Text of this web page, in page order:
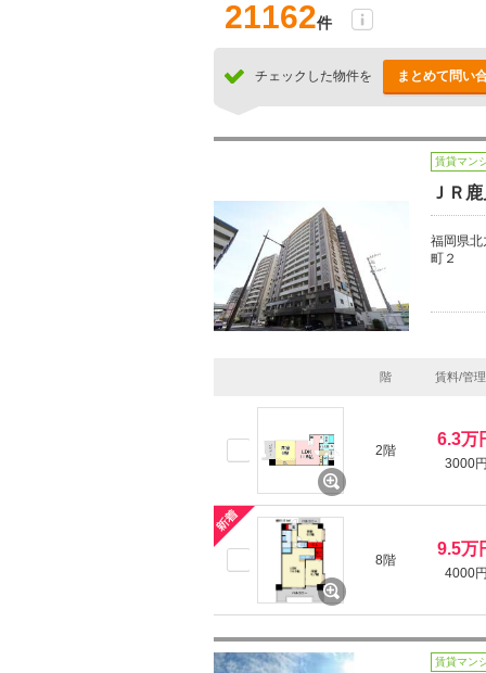
21162件
チェックした物件を まとめて問い
賃貸マン
ＪＲ
福岡県北
町２
階 賃料/管
2階
6.3万
3000
8階
9.5万
4000
賃貸マン